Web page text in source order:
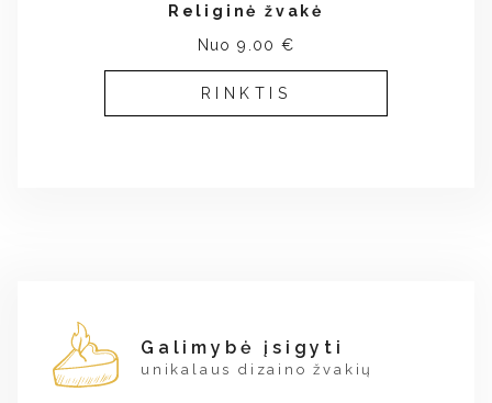
Religinė žvakė
Nuo 9.00 €
RINKTIS
Galimybė įsigyti
unikalaus dizaino žvakių